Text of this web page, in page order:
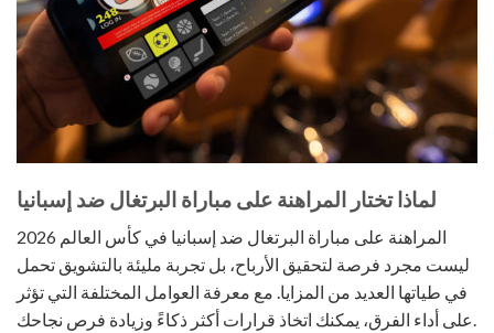
لماذا تختار المراهنة على مباراة البرتغال ضد إسبانيا
المراهنة على مباراة البرتغال ضد إسبانيا في كأس العالم 2026
ليست مجرد فرصة لتحقيق الأرباح، بل تجربة مليئة بالتشويق تحمل
في طياتها العديد من المزايا. مع معرفة العوامل المختلفة التي تؤثر
على أداء الفرق، يمكنك اتخاذ قرارات أكثر ذكاءً وزيادة فرص نجاحك.